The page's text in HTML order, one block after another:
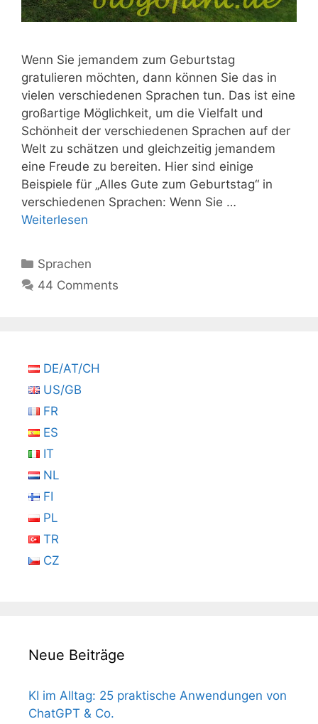
Wenn Sie jemandem zum Geburtstag
gratulieren möchten, dann können Sie das in
vielen verschiedenen Sprachen tun. Das ist eine
großartige Möglichkeit, um die Vielfalt und
Schönheit der verschiedenen Sprachen auf der
Welt zu schätzen und gleichzeitig jemandem
eine Freude zu bereiten. Hier sind einige
Beispiele für „Alles Gute zum Geburtstag“ in
verschiedenen Sprachen: Wenn Sie …
Weiterlesen
Kategorien
Sprachen
44 Comments
DE/AT/CH
US/GB
FR
ES
IT
NL
FI
PL
TR
CZ
Neue Beiträge
KI im Alltag: 25 praktische Anwendungen von
ChatGPT & Co.